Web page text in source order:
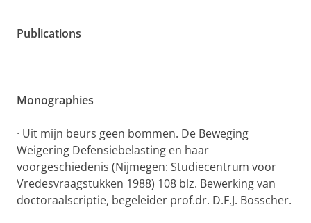
Publications
Monographies
· Uit mijn beurs geen bommen. De Beweging
Weigering Defensiebelasting en haar
voorgeschiedenis (Nijmegen: Studiecentrum voor
Vredesvraagstukken 1988) 108 blz. Bewerking van
doctoraalscriptie, begeleider prof.dr. D.F.J. Bosscher.